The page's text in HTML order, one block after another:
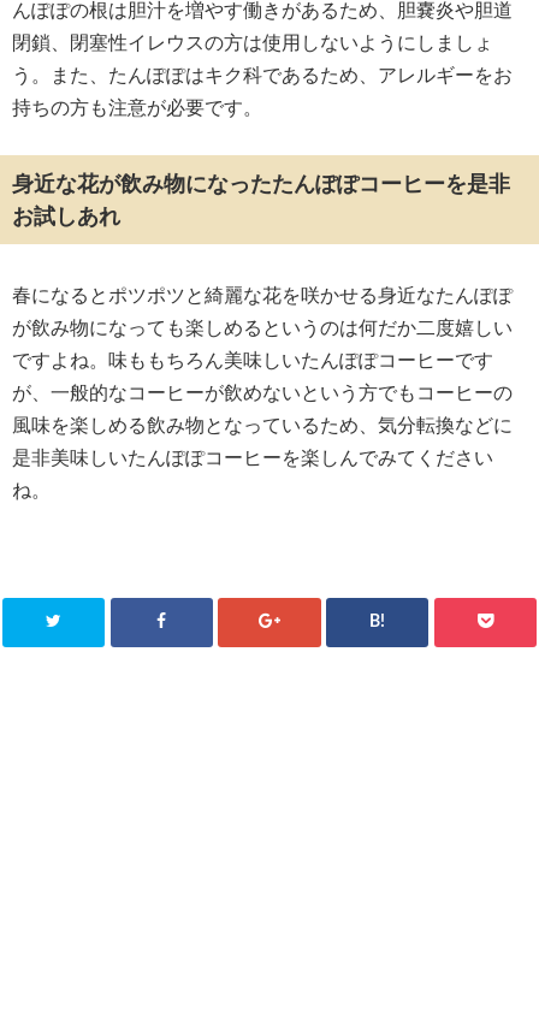
んぽぽの根は胆汁を増やす働きがあるため、胆嚢炎や胆道
閉鎖、閉塞性イレウスの方は使用しないようにしましょ
う。また、たんぽぽはキク科であるため、アレルギーをお
持ちの方も注意が必要です。
身近な花が飲み物になったたんぽぽコーヒーを是非
お試しあれ
春になるとポツポツと綺麗な花を咲かせる身近なたんぽぽ
が飲み物になっても楽しめるというのは何だか二度嬉しい
ですよね。味ももちろん美味しいたんぽぽコーヒーです
が、一般的なコーヒーが飲めないという方でもコーヒーの
風味を楽しめる飲み物となっているため、気分転換などに
是非美味しいたんぽぽコーヒーを楽しんでみてください
ね。
B!